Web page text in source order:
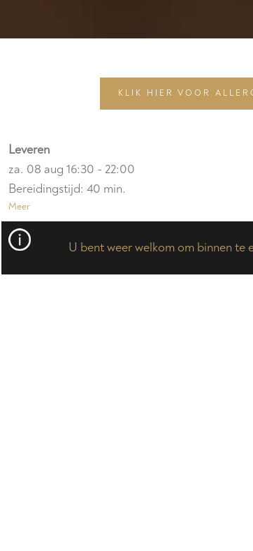
KLIK HIER VOOR
Leveren
za. 08 aug16:30 - 22:00
Bereidingstijd: 40 min.
Meer
U bent weer welkom om binnen te